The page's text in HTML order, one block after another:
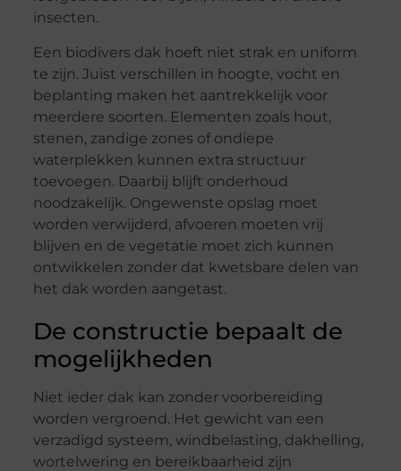
insecten.
Een biodivers dak hoeft niet strak en uniform
te zijn. Juist verschillen in hoogte, vocht en
beplanting maken het aantrekkelijk voor
meerdere soorten. Elementen zoals hout,
stenen, zandige zones of ondiepe
waterplekken kunnen extra structuur
toevoegen. Daarbij blijft onderhoud
noodzakelijk. Ongewenste opslag moet
worden verwijderd, afvoeren moeten vrij
blijven en de vegetatie moet zich kunnen
ontwikkelen zonder dat kwetsbare delen van
het dak worden aangetast.
De constructie bepaalt de
mogelijkheden
Niet ieder dak kan zonder voorbereiding
worden vergroend. Het gewicht van een
verzadigd systeem, windbelasting, dakhelling,
wortelwering en bereikbaarheid zijn